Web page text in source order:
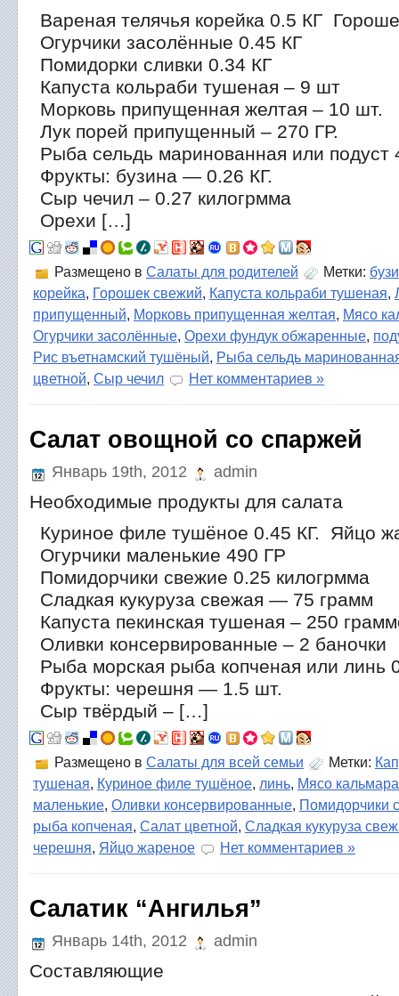
Вареная телячья корейка 0.5 КГ
Огурчики засолённые 0.45 КГ
Помидорки сливки 0.34 КГ
Капуста кольраби тушеная – 9 шт
Морковь припущенная желтая – 10 шт.
Лук порей припущенный – 270 ГР.
Рыба сельдь маринованная или подуст
Фрукты: бузина — 0.26 КГ.
Сыр чечил – 0.27 килогрмма
Орехи […]
Размещено в Салаты для родителей Метки:
корейка, Горошек свежий, Капуста кольраби тушеная,
припущенный, Морковь припущенная желтая, Мясо
Огурчики засолённые, Орехи фундук обжаренные,
Рис въетнамский тушёный, Рыба сельдь
цветной, Сыр чечил Нет комментариев »
Салат овощной со спаржей
Январь 19th, 2012 admin
Необходимые продукты для салата
Куриное филе тушёное 0.45 КГ. Яйцо
Огурчики маленькие 490 ГР
Помидорчики свежие 0.25 килогрмма
Сладкая кукуруза свежая — 75 грамм
Капуста пекинская тушеная – 250
Оливки консервированные – 2 баночки
Рыба морская рыба копченая или линь
Фрукты: черешня — 1.5 шт.
Сыр твёрдый – […]
Размещено в Салаты для всей семьи Метки:
тушеная, Куриное филе тушёное, линь, Мясо
маленькие, Оливки консервированные, Помидорчики
рыба копченая, Салат цветной, Сладкая кукуруза
черешня, Яйцо жареное Нет комментариев »
Салатик “Ангилья”
Январь 14th, 2012 admin
Составляющие